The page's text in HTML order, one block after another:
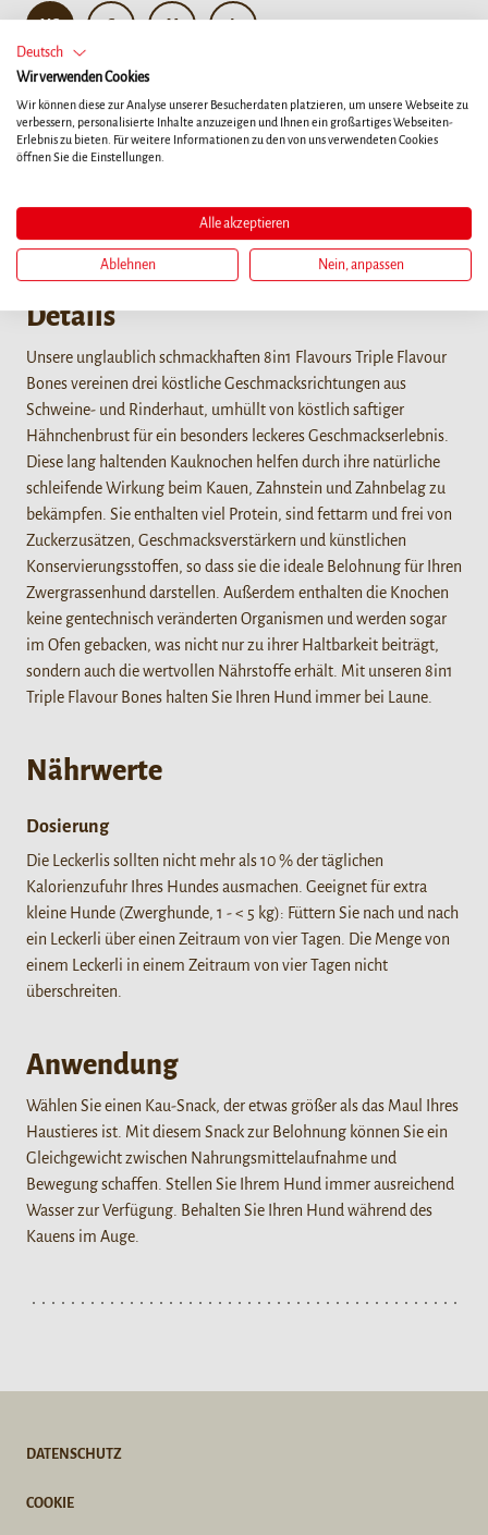
XS S M L
21ct
7ct
21ct
7ct
Details
Unsere unglaublich schmackhaften 8in1 Flavours Triple Flavour
Bones vereinen drei köstliche Geschmacksrichtungen aus
Schweine- und Rinderhaut, umhüllt von köstlich saftiger
Hähnchenbrust für ein besonders leckeres Geschmackserlebnis.
Diese lang haltenden Kauknochen helfen durch ihre natürliche
schleifende Wirkung beim Kauen, Zahnstein und Zahnbelag zu
bekämpfen. Sie enthalten viel Protein, sind fettarm und frei von
Zuckerzusätzen, Geschmacksverstärkern und künstlichen
Konservierungsstoffen, so dass sie die ideale Belohnung für Ihren
Zwergrassenhund darstellen. Außerdem enthalten die Knochen
keine gentechnisch veränderten Organismen und werden sogar
im Ofen gebacken, was nicht nur zu ihrer Haltbarkeit beiträgt,
sondern auch die wertvollen Nährstoffe erhält. Mit unseren 8in1
Triple Flavour Bones halten Sie Ihren Hund immer bei Laune.
Nährwerte
Dosierung
Die Leckerlis sollten nicht mehr als 10 % der täglichen
Kalorienzufuhr Ihres Hundes ausmachen. Geeignet für extra
kleine Hunde (Zwerghunde, 1 - < 5 kg): Füttern Sie nach und nach
ein Leckerli über einen Zeitraum von vier Tagen. Die Menge von
einem Leckerli in einem Zeitraum von vier Tagen nicht
überschreiten.
Anwendung
Wählen Sie einen Kau-Snack, der etwas größer als das Maul Ihres
Haustieres ist. Mit diesem Snack zur Belohnung können Sie ein
Gleichgewicht zwischen Nahrungsmittelaufnahme und
Bewegung schaffen. Stellen Sie Ihrem Hund immer ausreichend
Wasser zur Verfügung. Behalten Sie Ihren Hund während des
Kauens im Auge.
DATENSCHUTZ
COOKIE
Deutsch
Wir verwenden Cookies
Wir können diese zur Analyse unserer Besucherdaten platzieren, um unsere Webseite zu
verbessern, personalisierte Inhalte anzuzeigen und Ihnen ein großartiges Webseiten-
Erlebnis zu bieten. Für weitere Informationen zu den von uns verwendeten Cookies
öffnen Sie die Einstellungen.
Alle akzeptieren
Ablehnen Nein, anpassen